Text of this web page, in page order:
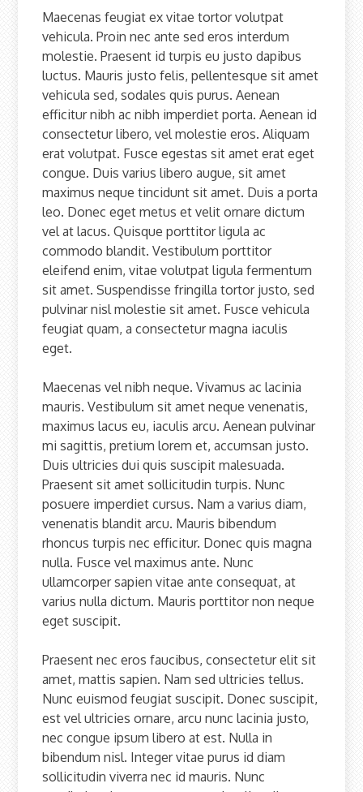
Maecenas feugiat ex vitae tortor volutpat
vehicula. Proin nec ante sed eros interdum
molestie. Praesent id turpis eu justo dapibus
luctus. Mauris justo felis, pellentesque sit amet
vehicula sed, sodales quis purus. Aenean
efficitur nibh ac nibh imperdiet porta. Aenean id
consectetur libero, vel molestie eros. Aliquam
erat volutpat. Fusce egestas sit amet erat eget
congue. Duis varius libero augue, sit amet
maximus neque tincidunt sit amet. Duis a porta
leo. Donec eget metus et velit ornare dictum
vel at lacus. Quisque porttitor ligula ac
commodo blandit. Vestibulum porttitor
eleifend enim, vitae volutpat ligula fermentum
sit amet. Suspendisse fringilla tortor justo, sed
pulvinar nisl molestie sit amet. Fusce vehicula
feugiat quam, a consectetur magna iaculis
eget.
Maecenas vel nibh neque. Vivamus ac lacinia
mauris. Vestibulum sit amet neque venenatis,
maximus lacus eu, iaculis arcu. Aenean pulvinar
mi sagittis, pretium lorem et, accumsan justo.
Duis ultricies dui quis suscipit malesuada.
Praesent sit amet sollicitudin turpis. Nunc
posuere imperdiet cursus. Nam a varius diam,
venenatis blandit arcu. Mauris bibendum
rhoncus turpis nec efficitur. Donec quis magna
nulla. Fusce vel maximus ante. Nunc
ullamcorper sapien vitae ante consequat, at
varius nulla dictum. Mauris porttitor non neque
eget suscipit.
Praesent nec eros faucibus, consectetur elit sit
amet, mattis sapien. Nam sed ultricies tellus.
Nunc euismod feugiat suscipit. Donec suscipit,
est vel ultricies ornare, arcu nunc lacinia justo,
nec congue ipsum libero at est. Nulla in
bibendum nisl. Integer vitae purus id diam
sollicitudin viverra nec id mauris. Nunc